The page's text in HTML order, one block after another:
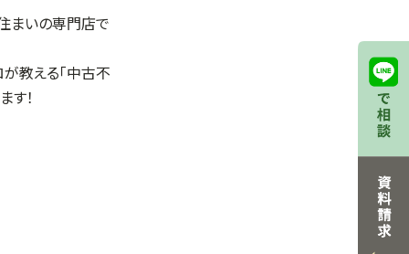
まいの専門店で
教える「中古不
す！